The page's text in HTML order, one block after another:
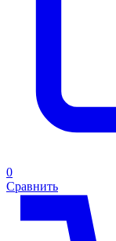
0
Сравнить